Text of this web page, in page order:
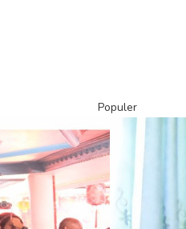
Populer